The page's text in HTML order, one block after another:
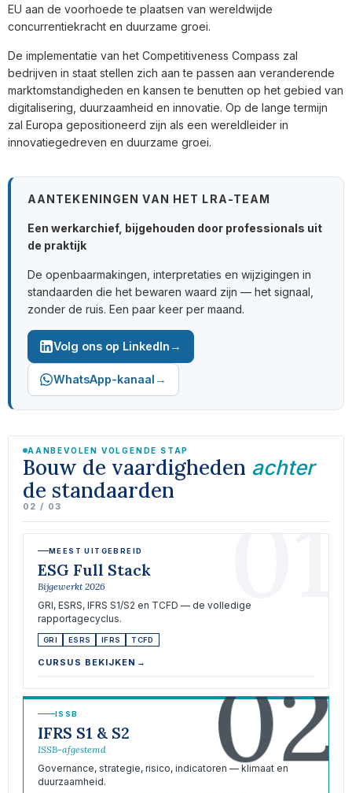
EU aan de voorhoede te plaatsen van wereldwijde
concurrentiekracht en duurzame groei.
De implementatie van het Competitiveness Compass zal
bedrijven in staat stellen zich aan te passen aan veranderende
marktomstandigheden en kansen te benutten op het gebied van
digitalisering, duurzaamheid en innovatie. Op de lange termijn
zal Europa gepositioneerd zijn als een wereldleider in
innovatiegedreven en duurzame groei.
AANTEKENINGEN VAN HET LRA-TEAM
Een werkarchief, bijgehouden door professionals uit
de praktijk
De openbaarmakingen, interpretaties en wijzigingen in
standaarden die het bewaren waard zijn — het signaal,
zonder de ruis. Een paar keer per maand.
Volg ons op LinkedIn →
WhatsApp-kanaal →
AANBEVOLEN VOLGENDE STAP
Bouw de vaardigheden achter
de standaarden
02 / 03 01
MEEST UITGEBREID
ESG Full Stack
Bijgewerkt 2026
GRI, ESRS, IFRS S1/S2 en TCFD — de volledige
rapportagecyclus.
GRI ESRS IFRS TCFD
CURSUS BEKIJKEN → 02
ISSB
IFRS S1 & S2
ISSB-afgestemd
Governance, strategie, risico, indicatoren — klimaat en
duurzaamheid.